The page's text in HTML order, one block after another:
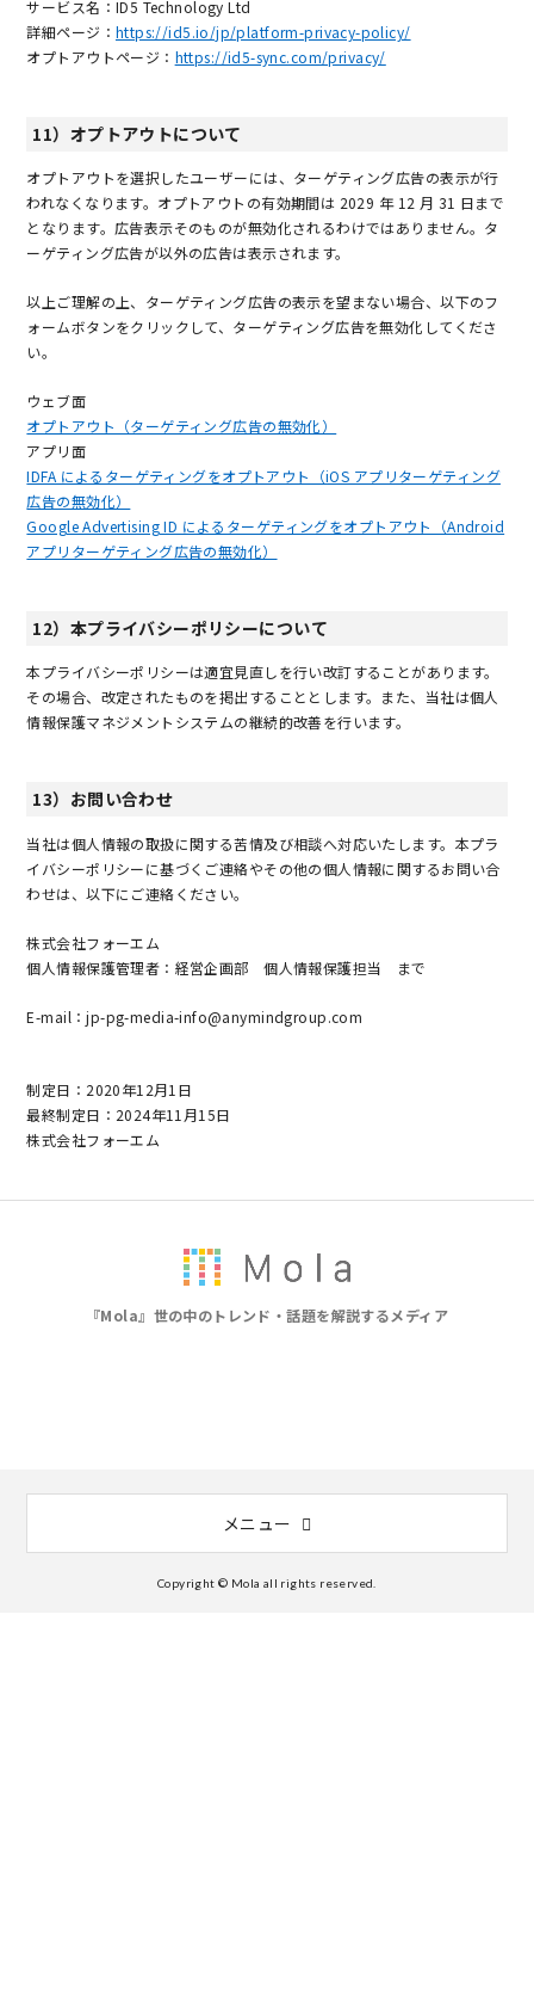
サービス名：ID5 Technology Ltd
詳細ページ： https://id5.io/jp/platform-privacy-policy/
オプトアウトページ： https://id5-sync.com/privacy/
11）オプトアウトについて
オプトアウトを選択したユーザーには、ターゲティング広告の表示が行
われなくなります。オプトアウトの有効期間は 2029 年 12 月 31 日まで
となります。広告表示そのものが無効化されるわけではありません。タ
ーゲティング広告が以外の広告は表示されます。
以上ご理解の上、ターゲティング広告の表示を望まない場合、以下のフ
ォームボタンをクリックして、ターゲティング広告を無効化してくださ
い。
ウェブ面
オプトアウト（ターゲティング広告の無効化）
アプリ面
IDFA によるターゲティングをオプトアウト（iOS アプリターゲティング
広告の無効化）
Google Advertising ID によるターゲティングをオプトアウト（Android
アプリターゲティング広告の無効化）
12）本プライバシーポリシーについて
本プライバシーポリシーは適宜見直しを行い改訂することがあります。
その場合、改定されたものを掲出することとします。また、当社は個人
情報保護マネジメントシステムの継続的改善を行います。
13）お問い合わせ
当社は個人情報の取扱に関する苦情及び相談へ対応いたします。本プラ
イバシーポリシーに基づくご連絡やその他の個人情報に関するお問い合
わせは、以下にご連絡ください。
株式会社フォーエム
個人情報保護管理者：経営企画部 個人情報保護担当 まで
E-mail：jp-pg-media-info@anymindgroup.com
制定日：2020年12月1日
最終制定日：2024年11月15日
株式会社フォーエム
『Mola』世の中のトレンド・話題を解説するメディア
メニュー
Copyright © Mola all rights reserved.